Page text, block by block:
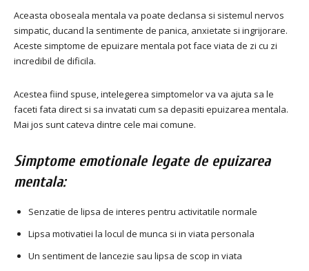
Aceasta oboseala mentala va poate declansa si sistemul nervos
simpatic, ducand la sentimente de panica, anxietate si ingrijorare.
Aceste simptome de epuizare mentala pot face viata de zi cu zi
incredibil de dificila.
Acestea fiind spuse, intelegerea simptomelor va va ajuta sa le
faceti fata direct si sa invatati cum sa depasiti epuizarea mentala.
Mai jos sunt cateva dintre cele mai comune.
Simptome emotionale legate de epuizarea
mentala:
Senzatie de lipsa de interes pentru activitatile normale
Lipsa motivatiei la locul de munca si in viata personala
Un sentiment de lancezie sau lipsa de scop in viata